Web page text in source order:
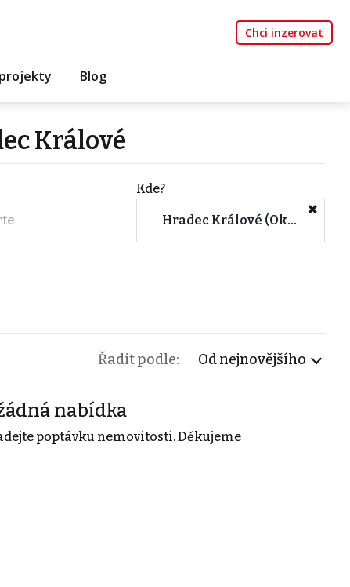
Chci inzerovat
Blog
Králové
Kde?
Hradec Králové (Okres, Královéhradecký kraj)
Řadit podle: Od nejnovějšího
nabídka
poptávku nemovitosti. Děkujeme